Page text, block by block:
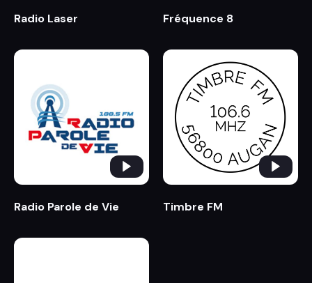
Radio Laser Fréquence 8
Radio Parole de Vie Timbre FM